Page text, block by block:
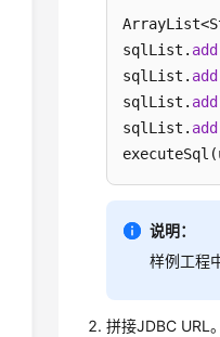
sqlList. add
sqlList. add
sqlList. add
sqlList. add
说明：
样例工程
拼接JDBC URL。